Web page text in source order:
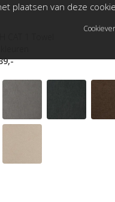
plaatsen van deze